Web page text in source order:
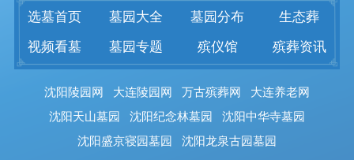
选墓首页 墓园大全 墓园分布
生态葬
视频看墓
墓园专题 殡仪馆 殡葬资讯
沈阳陵园网 大连陵园网 万古殡葬网
大连养老网
沈阳天山墓园
沈阳纪念林墓园
沈阳中华寺墓园
沈阳盛京寝园墓园
沈阳龙泉古园墓园